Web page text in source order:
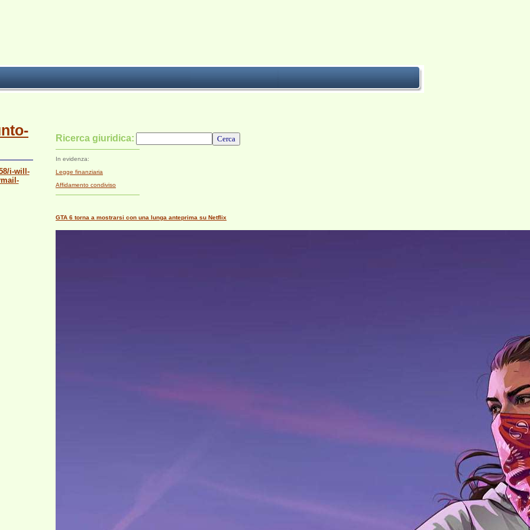
i-will-
Ricerca giuridica:
In evidenza:
Legge finanziaria
Affidamento condiviso
GTA 6 torna a mostrarsi con una lunga anteprima su Netflix